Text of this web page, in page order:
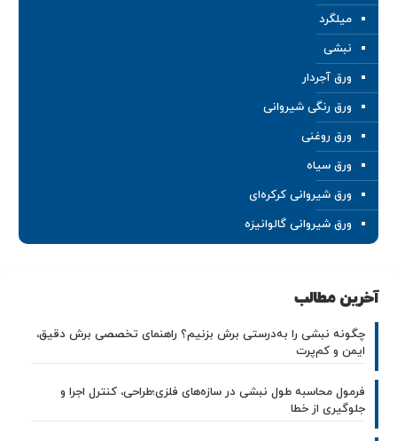
میلگرد
نبشی
ورق آجردار
ورق رنگی شیروانی
ورق روغنی
ورق سیاه
ورق شیروانی کرکره‌ای
ورق شیروانی گالوانیزه
آخرین مطالب
چگونه نبشی را به‌درستی برش بزنیم؟ راهنمای تخصصی برش دقیق،
ایمن و کم‌پرت
فرمول محاسبه طول نبشی در سازه‌های فلزی؛طراحی، کنترل اجرا و
جلوگیری از خطا